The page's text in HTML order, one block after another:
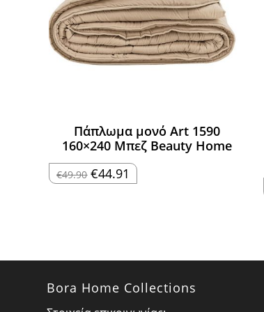
Πάπλωμα μονό Art 1590
160×240 Μπεζ Beauty Home
€49.90 Original
price
€44.91 Η
τρέχουσα
Bora Home Collections